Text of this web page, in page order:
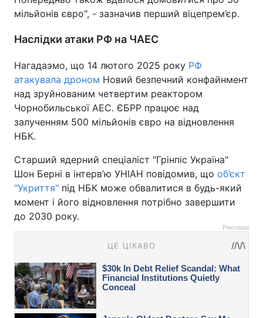
мільйонів євро", - зазначив перший віцепрем’єр.
Наслідки атаки РФ на ЧАЕС
Нагадаэмо, що 14 лютого 2025 року РФ
атакувала дроном Новий безпечний конфайнмент
над зруйнованим четвертим реактором
Чорнобильської АЕС. ЄБРР працює над
залученням 500 мільйонів євро на відновлення
НБК.
Старший ядерний спеціаліст "Грінпіс Україна"
Шон Берні в інтерв’ю УНІАН повідомив, що об’єкт
"Укриття" під НБК може обвалитися в будь-який
момент і його відновлення потрібно завершити
до 2030 року.
Реклама